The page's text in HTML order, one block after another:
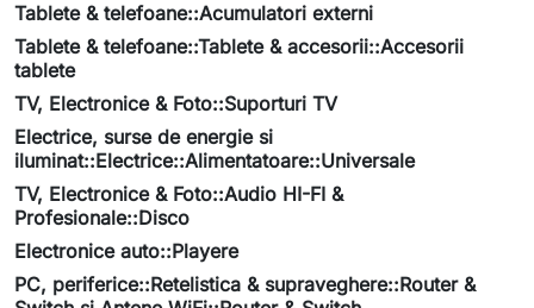
Tablete & telefoane::Acumulatori externi
Tablete & telefoane::Tablete & accesorii::Accesorii
tablete
TV, Electronice & Foto::Suporturi TV
Electrice, surse de energie si
iluminat::Electrice::Alimentatoare::Universale
TV, Electronice & Foto::Audio HI-FI &
Profesionale::Disco
Electronice auto::Playere
PC, periferice::Retelistica & supraveghere::Router &